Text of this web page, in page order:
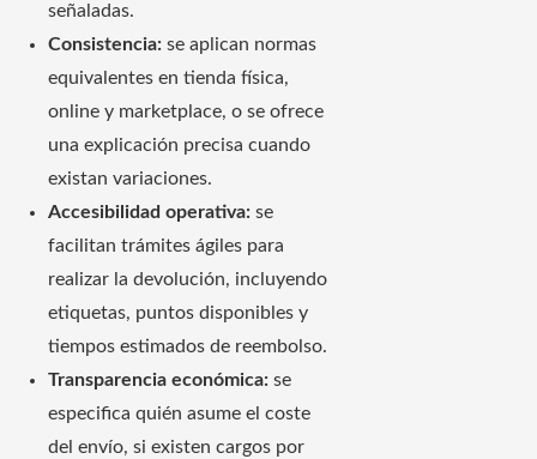
señaladas.
Consistencia: se aplican normas
equivalentes en tienda física,
online y marketplace, o se ofrece
una explicación precisa cuando
existan variaciones.
Accesibilidad operativa: se
facilitan trámites ágiles para
realizar la devolución, incluyendo
etiquetas, puntos disponibles y
tiempos estimados de reembolso.
Transparencia económica: se
especifica quién asume el coste
del envío, si existen cargos por